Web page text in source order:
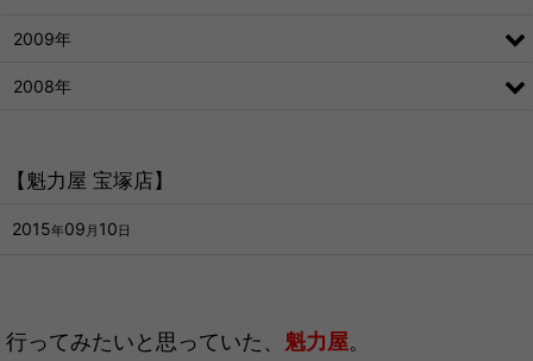
【魁力屋 宝塚店】
2015年09 月 10 日
行ってみたいと思っていた、 魁力屋。
2009年
2008年